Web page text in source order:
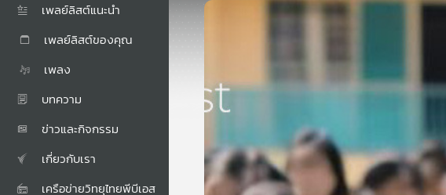
เพลย์ลิสต์แนะนำ
เพลย์ลิสต์ของคุณ
เพลง
บทความ
ข่าวและกิจกรรม
เกี่ยวกับเรา
เครือข่ายวิทยุไทยพีบีเอส